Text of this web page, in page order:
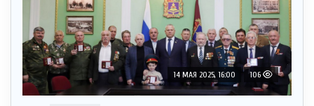
14 МАЯ 2025, 16:00 106